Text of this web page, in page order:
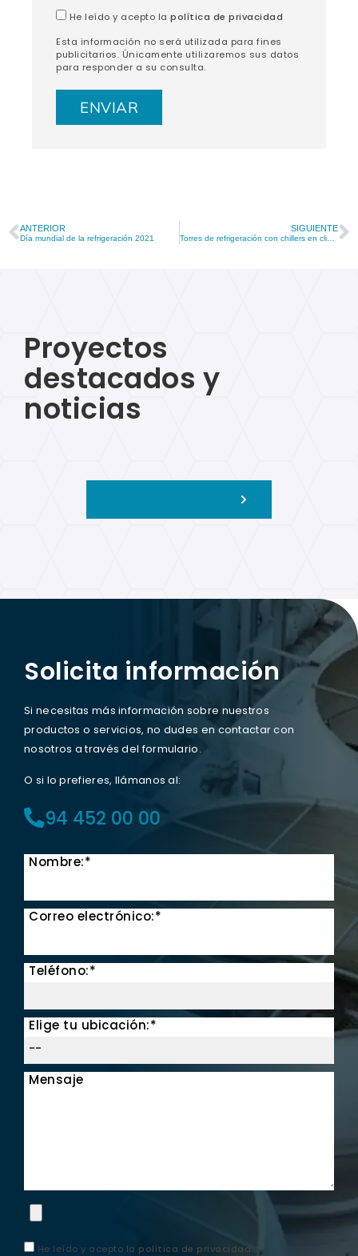
He leído y acepto la política de privacidad
Esta información no será utilizada para fines
publicitarios. Únicamente utilizaremos sus datos
para responder a su consulta.
ANTERIOR
Día mundial de la refrigeración 2021
SIGUIENTE
Torres de refrigeración con chillers en climatización HVAC
Proyectos
destacados y
noticias
Solicita información
Si necesitas más información sobre nuestros
productos o servicios, no dudes en contactar con
nosotros a través del formulario.
O si lo prefieres, llámanos al:
94 452 00 00
Nombre:*
Correo electrónico:*
Teléfono:*
Elige tu ubicación:*
Mensaje
He leído y acepto la política de privacidad